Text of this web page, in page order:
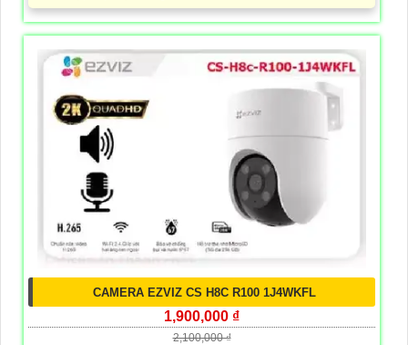
CAMERA EZVIZ CS H8C R100 1J4WKFL
1,900,000 ₫
2,100,000 ₫